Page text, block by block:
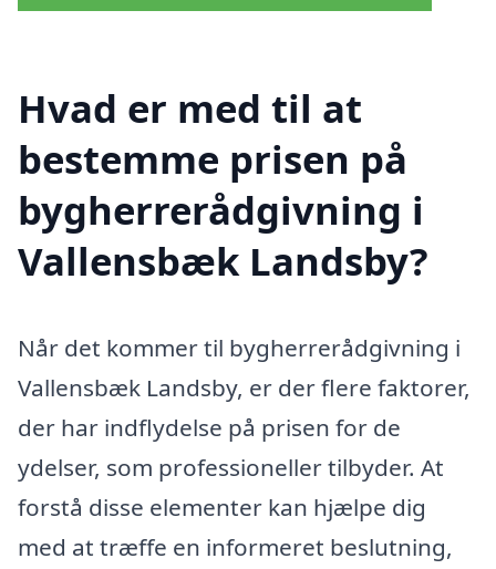
Hvad er med til at
bestemme prisen på
bygherrerådgivning i
Vallensbæk Landsby?
Når det kommer til bygherrerådgivning i
Vallensbæk Landsby, er der flere faktorer,
der har indflydelse på prisen for de
ydelser, som professioneller tilbyder. At
forstå disse elementer kan hjælpe dig
med at træffe en informeret beslutning,